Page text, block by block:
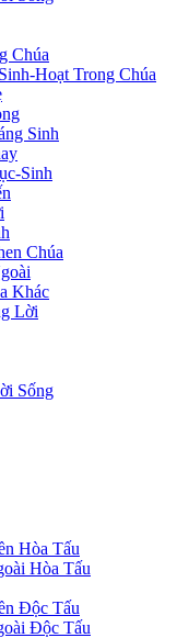
Chúa
Hoạt Trong Chúa
Sinh
Sinh
Chúa
Khác
Lời
Sống
Hòa Tấu
Hòa Tấu
Độc Tấu
Độc Tấu